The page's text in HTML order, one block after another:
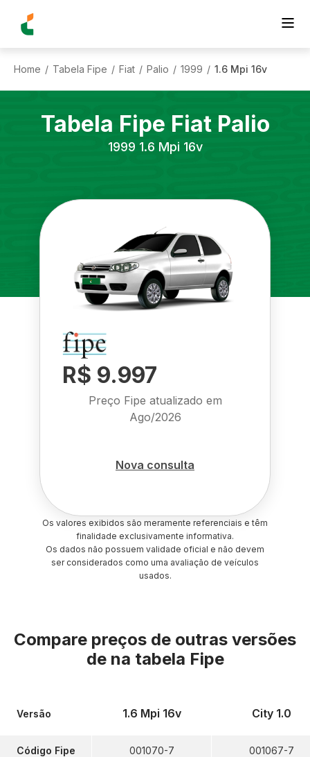
Home / Tabela Fipe / Fiat / Palio / 1999 / 1.6 Mpi 16v
Tabela Fipe Fiat Palio
1999 1.6 Mpi 16v
R$ 9.997
Preço Fipe atualizado em
Ago/2026
Nova consulta
Os valores exibidos são meramente referenciais e têm
finalidade exclusivamente informativa.
Os dados não possuem validade oficial e não devem
ser considerados como uma avaliação de veículos
usados.
Compare preços de outras versões
de na tabela Fipe
Versão
Código Fipe
1.6 Mpi 16v
001070-7
City 1.0
001067-7